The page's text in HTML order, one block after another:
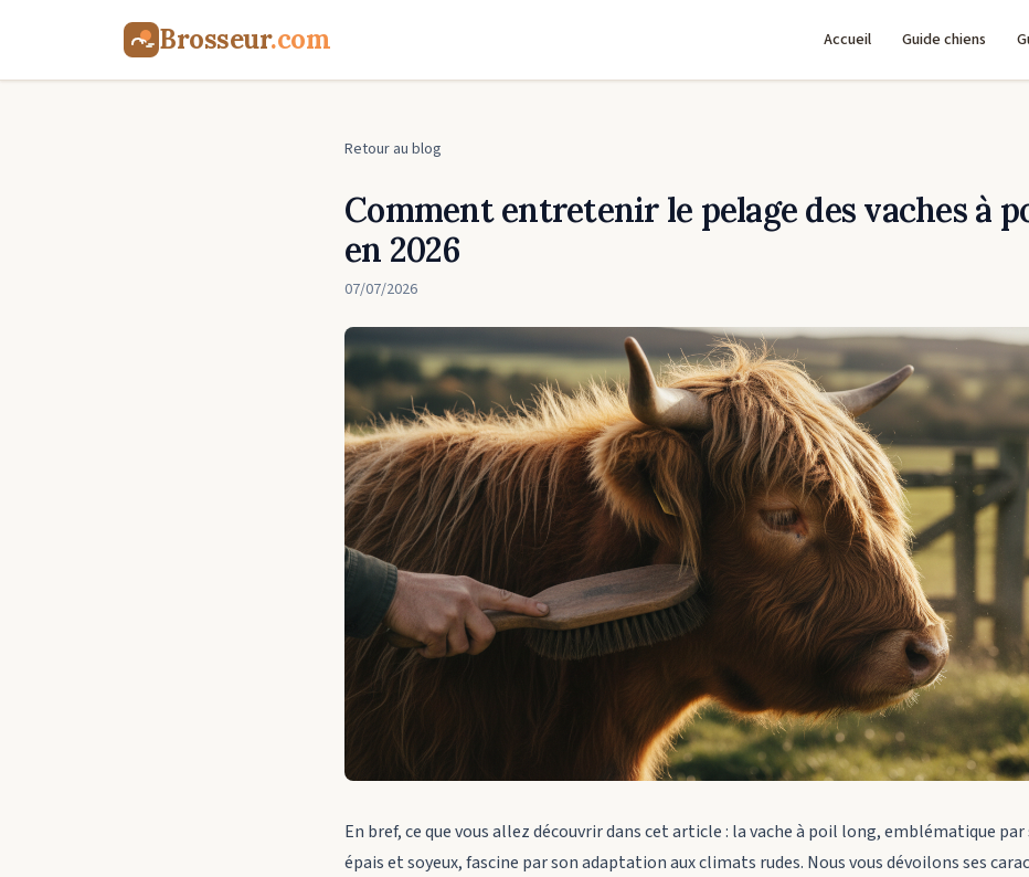
Brosseur.com Accueil Guide chiens
Retour au blog
Comment entretenir le pelage des vaches à
en 2026
07/07/2026
En bref, ce que vous allez découvrir dans cet article : la vache à poil long, emblématique
épais et soyeux, fascine par son adaptation aux climats rudes. Nous vous dévoilons ses